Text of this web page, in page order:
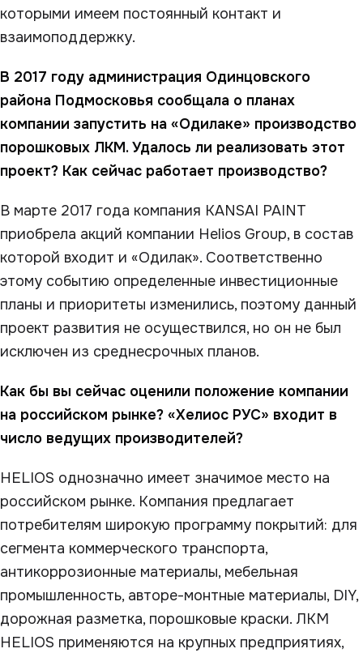
которыми имеем постоянный контакт и
взаимоподдержку.
В 2017 году администрация Одинцовского
района Подмосковья сообщала о планах
компании запустить на «Одилаке» производство
порошковых ЛКМ. Удалось ли реализовать этот
проект? Как сейчас работает производство?
В марте 2017 года компания KANSAI PAINT
приобрела акций компании Helios Group, в состав
которой входит и «Одилак». Соответственно
этому событию определенные инвестиционные
планы и приоритеты изменились, поэтому данный
проект развития не осуществился, но он не был
исключен из среднесрочных планов.
Как бы вы сейчас оценили положение компании
на российском рынке? «Хелиос РУС» входит в
число ведущих производителей?
HELIOS однозначно имеет значимое место на
российском рынке. Компания предлагает
потребителям широкую программу покрытий: для
сегмента коммерческого транспорта,
антикоррозионные материалы, мебельная
промышленность, авторе-монтные материалы, DIY,
дорожная разметка, порошковые краски. ЛКМ
HELIOS применяются на крупных предприятиях,